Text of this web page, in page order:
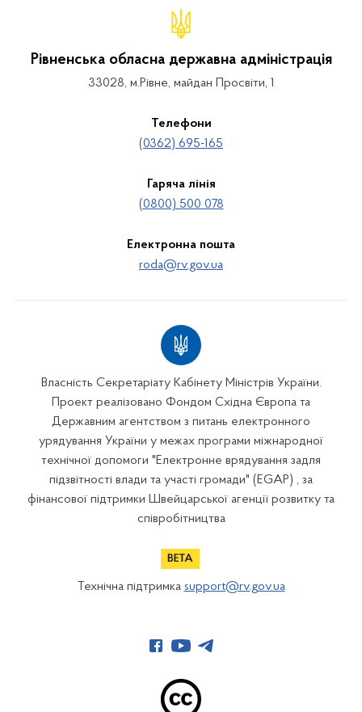
Рівненська обласна державна адміністрація
33028, м.Рівне, майдан Просвіти, 1
Телефони
(0362) 695-165
Гаряча лінія
(0800) 500 078
Електронна пошта
roda@rv.gov.ua
Власність Секретаріату Кабінету Міністрів України.
Проект реалізовано Фондом Східна Європа та
Державним агентством з питань електронного
урядування України у межах програми міжнародної
технічної допомоги "Електронне врядування задля
підзвітності влади та участі громади" (EGAP) , за
фінансової підтримки Швейцарської агенції розвитку та
співробітництва
Технічна підтримка support@rv.gov.ua